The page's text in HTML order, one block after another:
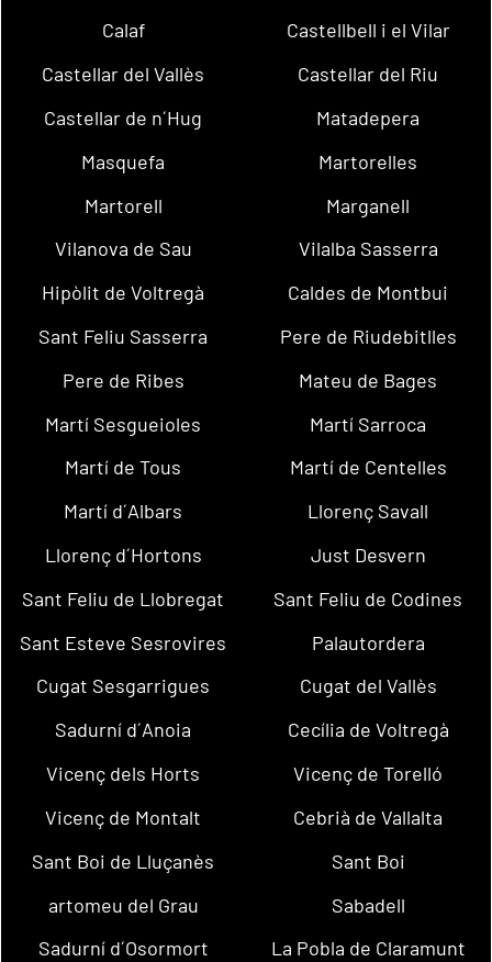
Calaf
Castellbell i el Vilar
Castellar del Vallès
Castellar del Riu
Castellar de n´Hug
Matadepera
Masquefa
Martorelles
Martorell
Marganell
Vilanova de Sau
Vilalba Sasserra
Hipòlit de Voltregà
Caldes de Montbui
Sant Feliu Sasserra
Pere de Riudebitlles
Pere de Ribes
Mateu de Bages
Martí Sesgueioles
Martí Sarroca
Martí de Tous
Martí de Centelles
Martí d´Albars
Llorenç Savall
Llorenç d´Hortons
Just Desvern
Sant Feliu de Llobregat
Sant Feliu de Codines
Sant Esteve Sesrovires
Palautordera
Cugat Sesgarrigues
Cugat del Vallès
Sadurní d´Anoia
Cecília de Voltregà
Vicenç dels Horts
Vicenç de Torelló
Vicenç de Montalt
Cebrià de Vallalta
Sant Boi de Lluçanès
Sant Boi
artomeu del Grau
Sabadell
Sadurní d´Osormort
La Pobla de Claramunt